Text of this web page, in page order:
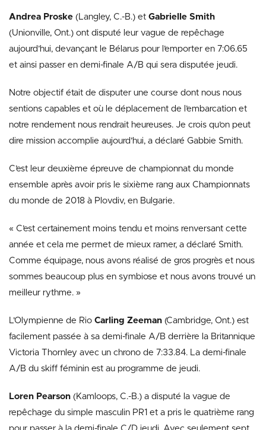
Andrea Proske (Langley, C.-B.) et Gabrielle Smith
(Unionville, Ont.) ont disputé leur vague de repêchage
aujourd’hui, devançant le Bélarus pour l’emporter en 7:06.65
et ainsi passer en demi-finale A/B qui sera disputée jeudi.
Notre objectif était de disputer une course dont nous nous
sentions capables et où le déplacement de l’embarcation et
notre rendement nous rendrait heureuses. Je crois qu’on peut
dire mission accomplie aujourd’hui, a déclaré Gabbie Smith.
C’est leur deuxième épreuve de championnat du monde
ensemble après avoir pris le sixième rang aux Championnats
du monde de 2018 à Plovdiv, en Bulgarie.
« C’est certainement moins tendu et moins renversant cette
année et cela me permet de mieux ramer, a déclaré Smith.
Comme équipage, nous avons réalisé de gros progrès et nous
sommes beaucoup plus en symbiose et nous avons trouvé un
meilleur rythme. »
L’Olympienne de Rio Carling Zeeman (Cambridge, Ont.) est
facilement passée à sa demi-finale A/B derrière la Britannique
Victoria Thornley avec un chrono de 7:33.84. La demi-finale
A/B du skiff féminin est au programme de jeudi.
Loren Pearson (Kamloops, C.-B.) a disputé la vague de
repêchage du simple masculin PR1 et a pris le quatrième rang